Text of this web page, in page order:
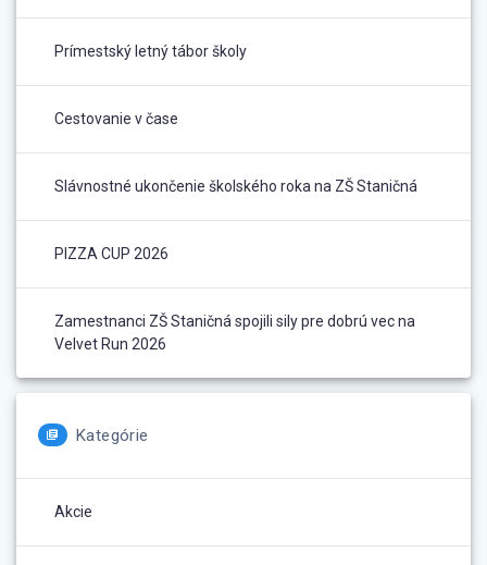
Prímestský letný tábor školy
Cestovanie v čase
Slávnostné ukončenie školského roka na ZŠ Staničná
PIZZA CUP 2026
Zamestnanci ZŠ Staničná spojili sily pre dobrú vec na
Velvet Run 2026
Kategórie
Akcie